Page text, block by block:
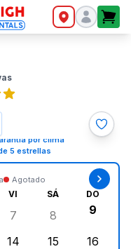
por clima
5 estrellas
Agotado
VI SÁ DO
5, 2026
agosto 6, 2026
viernes, agosto 7,
7
sábado,
8 9
14
15
16